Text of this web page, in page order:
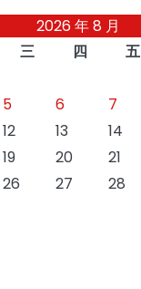
2026 年 8 月
三 四 五
5 6 7
12 13 14
19 20 21
26 27 28